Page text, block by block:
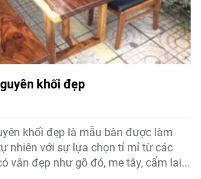
khối đẹp
khối đẹp là mẫu bàn được làm
nhiên với sự lựa chọn tỉ mỉ từ các
vân đẹp như gõ đỏ, me tây, cẩm lai...